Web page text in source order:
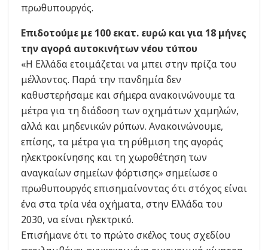
πρωθυπουργός.
Επιδοτούμε με 100 εκατ. ευρώ και για 18 μήνες
την αγορά αυτοκινήτων νέου τύπου
«Η Ελλάδα ετοιμάζεται να μπει στην πρίζα του
μέλλοντος. Παρά την πανδημία δεν
καθυστερήσαμε και σήμερα ανακοινώνουμε τα
μέτρα για τη διάδοση των οχημάτων χαμηλών,
αλλά και μηδενικών ρύπων. Ανακοινώνουμε,
επίσης, τα μέτρα για τη ρύθμιση της αγοράς
ηλεκτροκίνησης και τη χωροθέτηση των
αναγκαίων σημείων φόρτισης» σημείωσε ο
πρωθυπουργός επισημαίνοντας ότι στόχος είναι
ένα στα τρία νέα οχήματα, στην Ελλάδα του
2030, να είναι ηλεκτρικό.
Επισήμανε ότι το πρώτο σκέλος τους σχεδίου